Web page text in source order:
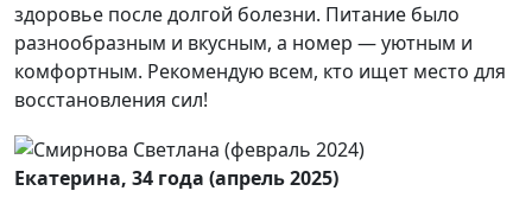
здоровье после долгой болезни. Питание было
разнообразным и вкусным, а номер — уютным и
комфортным. Рекомендую всем, кто ищет место для
восстановления сил!
Екатерина, 34 года (апрель 2025)